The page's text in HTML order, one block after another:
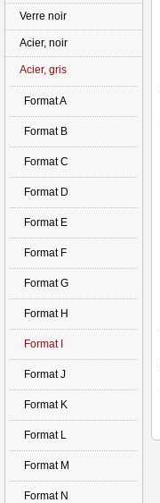
Verre noir
Acier, noir
Acier, gris
Format A
Format B
Format C
Format D
Format E
Format F
Format G
Format H
Format I
Format J
Format K
Format L
Format M
Format N